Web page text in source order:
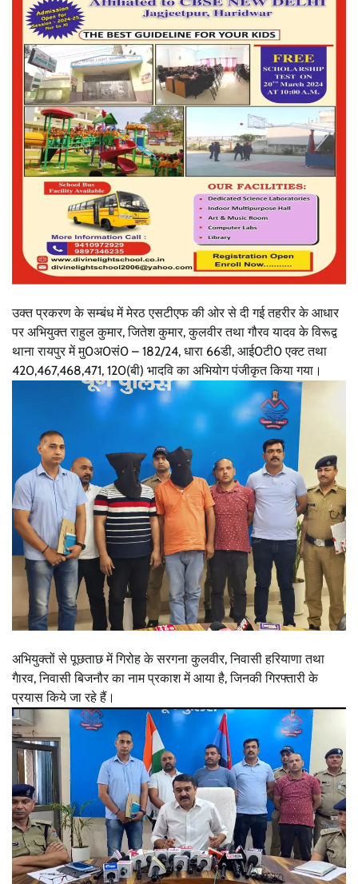
उक्त प्रकरण के सम्बंध में मेरठ एसटीएफ की ओर से दी गई तहरीर के आधार
पर अभियुक्त राहुल कुमार, जितेश कुमार, कुलवीर तथा गौरव यादव के विरूद्व
थाना रायपुर में मु0अ0सं0 – 182/24, धारा 66डी, आई0टी0 एक्ट तथा
420,467,468,471, 120(बी) भादवि का अभियोग पंजीकृत किया गया।
अभियुक्तों से पूछताछ में गिरोह के सरगना कुलवीर, निवासी हरियाणा तथा
गैारव, निवासी बिजनौर का नाम प्रकाश में आया है, जिनकी गिरफ्तारी के
प्रयास किये जा रहे हैं।